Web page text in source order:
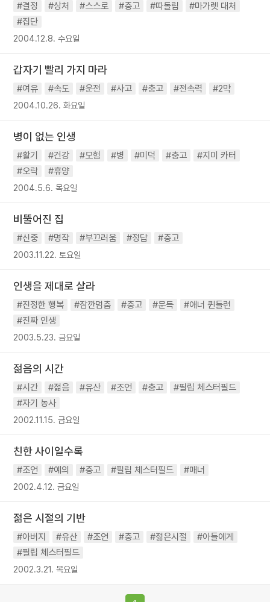
#결정 #상처 #스스로 #충고 #따돌림
#마가렛 대처
#집단
2004.12.8. 수요일
갑자기 빨리 가지 마라
#여유 #속도 #운전 #사고 #충고 #전속력 #2막
2004.10.26. 화요일
병이 없는 인생
#활기 #건강 #모험 #병 #미덕 #충고
#지미 카터
#오락
#휴양
2004.5.6. 목요일
비뚤어진 집
#신중 #명작 #부끄러움 #정답 #충고
2003.11.22. 토요일
인생을 제대로 살라
#진정한 행복 #잠깐멈춤 #충고 #문득
#애너 퀸들런
#진짜 인생
2003.5.23. 금요일
젊음의 시간
#시간 #젊음 #유산 #조언 #충고
#필립 체스터필드
#자기 농사
2002.11.15. 금요일
친한 사이일수록
#조언 #예의 #충고 #필립 체스터필드 #매너
2002.4.12. 금요일
젊은 시절의 기반
#아버지 #유산 #조언 #충고 #젊은시절
#아들에게
#필립 체스터필드
2002.3.21. 목요일